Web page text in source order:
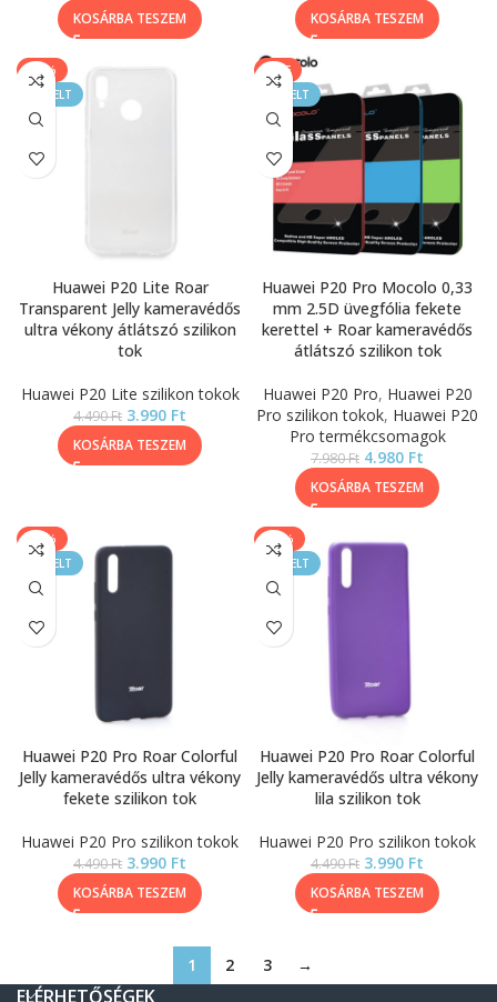
KOSÁRBA TESZEM KOSÁRBA TESZEM
-11%
KIEMELT
Huawei P20 Lite Roar
Transparent Jelly kameravédős
ultra vékony átlátszó szilikon
tok
Huawei P20 Lite szilikon tokok
4.490Ft 3.990 Ft
KOSÁRBA TESZEM
SALE
KIEMELT
Huawei P20 Pro Mocolo 0,33
mm 2.5D üvegfólia fekete
kerettel + Roar kameravédős
átlátszó szilikon tok
Huawei P20 Pro, Huawei P20
Pro szilikon tokok, Huawei P20
Pro termékcsomagok
7.980Ft 4.980 Ft
KOSÁRBA TESZEM
-11%
KIEMELT
Huawei P20 Pro Roar Colorful
Jelly kameravédős ultra vékony
fekete szilikon tok
Huawei P20 Pro szilikon tokok
4.490Ft 3.990 Ft
KOSÁRBA TESZEM
-11%
KIEMELT
Huawei P20 Pro Roar Colorful
Jelly kameravédős ultra vékony
lila szilikon tok
Huawei P20 Pro szilikon tokok
4.490Ft 3.990 Ft
KOSÁRBA TESZEM
1 2 3 →
ELÉRHETŐSÉGEK